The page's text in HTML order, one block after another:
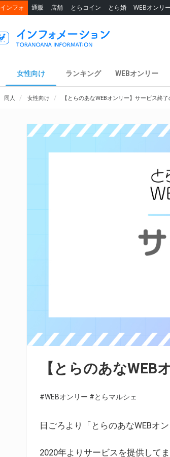
インフォ 通販 店舗 とらコイン とら婚 WEBオンリー
女性向け ランキング WEBオンリー
同人 女性向け 【とらのあなWEBオンリー】サービス終
【とらのあな
#WEBオンリー #とらマルシェ
日ごろより「とらのあなWEBオ
2020年よりサービスを提供して